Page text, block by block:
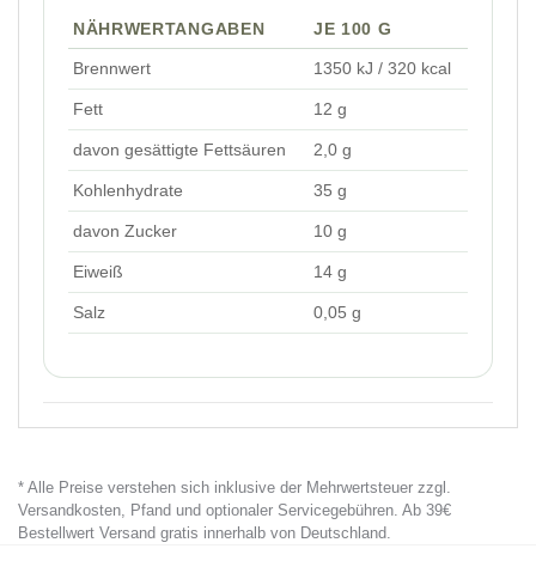
NÄHRWERTANGABEN JE 100 G
Brennwert 1350 kJ / 320 kcal
Fett 12 g
davon gesättigte Fettsäuren 2,0 g
Kohlenhydrate 35 g
davon Zucker 10 g
Eiweiß 14 g
Salz 0,05 g
* Alle Preise verstehen sich inklusive der Mehrwertsteuer zzgl.
Versandkosten, Pfand und optionaler Servicegebühren. Ab 39€
Bestellwert Versand gratis innerhalb von Deutschland.